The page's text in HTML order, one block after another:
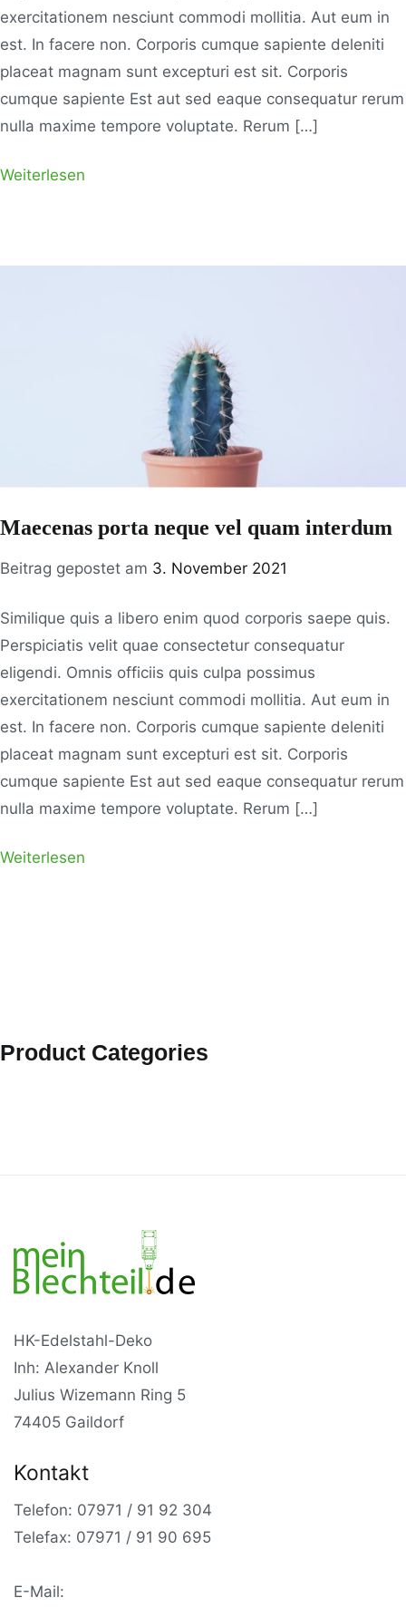
exercitationem nesciunt commodi mollitia. Aut eum in
est. In facere non. Corporis cumque sapiente deleniti
placeat magnam sunt excepturi est sit. Corporis
cumque sapiente Est aut sed eaque consequatur rerum
nulla maxime tempore voluptate. Rerum […]
Weiterlesen
Maecenas porta neque vel quam interdum
Beitrag gepostet am 3. November 2021
Similique quis a libero enim quod corporis saepe quis.
Perspiciatis velit quae consectetur consequatur
eligendi. Omnis officiis quis culpa possimus
exercitationem nesciunt commodi mollitia. Aut eum in
est. In facere non. Corporis cumque sapiente deleniti
placeat magnam sunt excepturi est sit. Corporis
cumque sapiente Est aut sed eaque consequatur rerum
nulla maxime tempore voluptate. Rerum […]
Weiterlesen
Product Categories
HK-Edelstahl-Deko
Inh: Alexander Knoll
Julius Wizemann Ring 5
74405 Gaildorf
Kontakt
Telefon: 07971 / 91 92 304
Telefax: 07971 / 91 90 695
E-Mail: